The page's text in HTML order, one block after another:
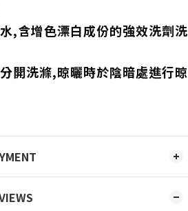
,含增色漂白成份的強效洗劑洗
開洗滌,晾曬時於陰暗處進行晾